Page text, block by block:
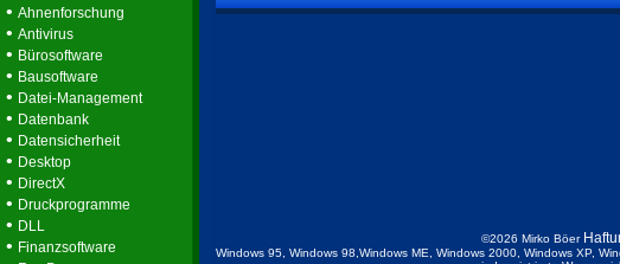
• Ahnenforschung
• Antivirus
• Bürosoftware
• Bausoftware
• Datei-Management
• Datenbank
• Datensicherheit
• Desktop
• DirectX
• Druckprogramme
• DLL
• Finanzsoftware
©2026 Mirko Böer
Windows 95, Windows 98,Windows ME, Windows 2000, Windows XP,